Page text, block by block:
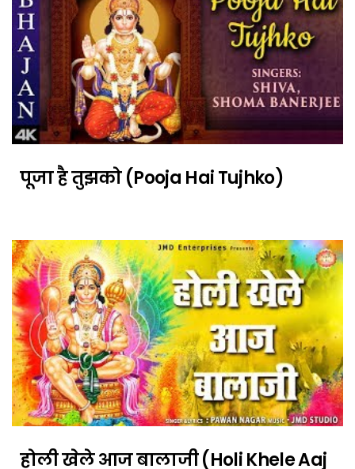
पूजा है तुझको (Pooja Hai Tujhko)
होली खेले आज बालाजी (Holi Khele Aaj